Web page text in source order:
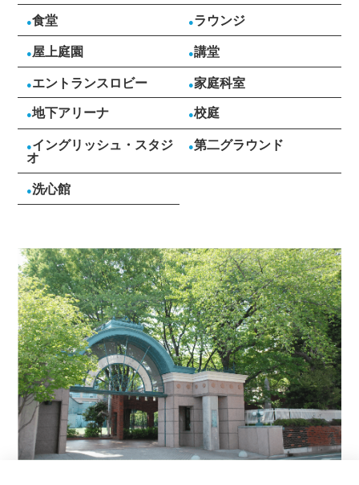
食堂 ラウンジ
屋上庭園 講堂
エントランスロビー 家庭科室
地下アリーナ 校庭
イングリッシュ・スタジ
オ
第二グラウンド
洗心館